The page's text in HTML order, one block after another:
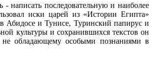
- написать последовательную и наиболее
иски царей из «Истории Египта»
Абидосе и Тунисе, Туринский папирус и
культуры и сохранившихся текстов он
не обладающему особыми познаниями в